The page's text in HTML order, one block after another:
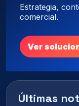
Estrategia,
comercial.
Ver
Últimas